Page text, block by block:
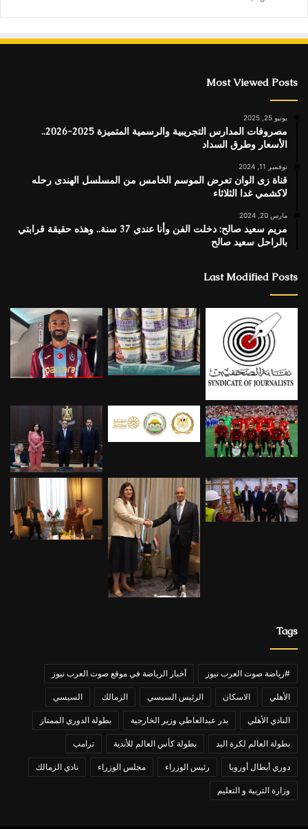
Most Viewed Posts
يونيو 25, 2025
مصروفات المدارس التجريبية والرسمية المتميزة 2025-2026..
الأسعار وطرق السداد
نوفمبر 11, 2024
قناة زى الوان تعرض الموسم الخامس من المسلسل الهندى رحله
لاكشمي غدا الثلاثاء
مارس 20, 2024
مريم سعيد صالح: دخلت الفن وأنا عندي 37 سنة.. وهذه حقيقة قرابتي
بالراحل سعيد صالح
Last Modified Posts
Tags
#رياضة صوت العرب نيوز أخبار الرياضة في موقع صوت العرب نيوز
الأهلي الاسكان الرئيس السيسي الزمالك السيسي
النادي الأهلي بدر عبدالعاطي وزير الخارجية بطولة الدوري الممتاز
بطولة العالم لكرة اليد بطولة كأس العالم للأندية ترامب
دوري أبطال أوروبا رئيس الوزراء مجلس الوزراء نادي الزمالك
وزارة التربية و التعليم